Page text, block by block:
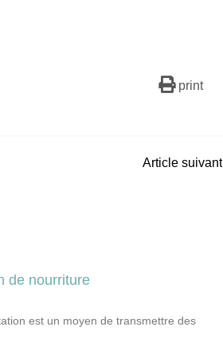
print
Article suivant
de nourriture
est un moyen de transmettre des